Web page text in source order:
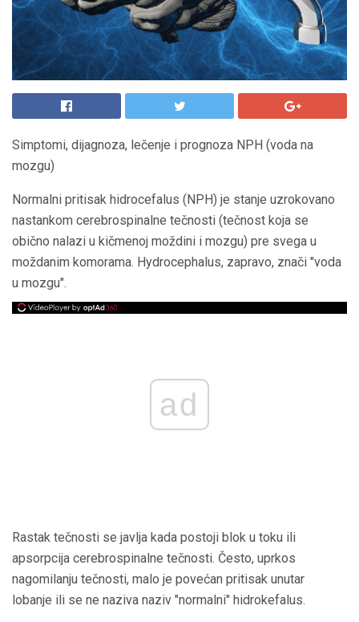
Simptomi, dijagnoza, lečenje i prognoza NPH (voda na
mozgu)
Normalni pritisak hidrocefalus (NPH) je stanje uzrokovano
nastankom cerebrospinalne tečnosti (tečnost koja se
obično nalazi u kičmenoj moždini i mozgu) pre svega u
moždanim komorama. Hydrocephalus, zapravo, znači "voda
u mozgu".
ad
Rastak tečnosti se javlja kada postoji blok u toku ili
apsorpcija cerebrospinalne tečnosti. Često, uprkos
nagomilanju tečnosti, malo je povećan pritisak unutar
lobanje ili se ne naziva naziv "normalni" hidrokefalus.